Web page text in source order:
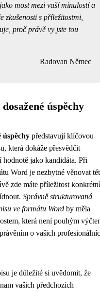
most mezi vaší minulostí a
zkušenosti s příležitostmi,
proč právě vy jste tou
Radovan Němec
úspěchy
úspěchy představují klíčovou
která dokáže přesvědčit
hodnotě jako kandidáta. Při
Word je nezbytné věnovat
zde máte příležitost
Správně strukturovaná
ve formátu Word by měla
která není pouhým
o vašich
je důležité si uvědomit, že
vašich předchozích